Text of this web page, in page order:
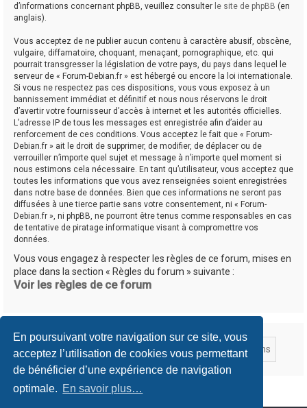
En poursuivant votre navigation sur ce site, vous
acceptez l’utilisation de cookies vous permettant
de bénéficier d’une expérience de navigation
optimale. En savoir plus…
d’informations concernant phpBB, veuillez consulter le site de phpBB (en
anglais).
Vous acceptez de ne publier aucun contenu à caractère abusif, obscène,
vulgaire, diffamatoire, choquant, menaçant, pornographique, etc. qui
pourrait transgresser la législation de votre pays, du pays dans lequel le
serveur de « Forum-Debian.fr » est hébergé ou encore la loi internationale.
Si vous ne respectez pas ces dispositions, vous vous exposez à un
bannissement immédiat et définitif et nous nous réservons le droit
d’avertir votre fournisseur d’accès à internet et les autorités officielles.
L’adresse IP de tous les messages est enregistrée afin d’aider au
renforcement de ces conditions. Vous acceptez le fait que « Forum-
Debian.fr » ait le droit de supprimer, de modifier, de déplacer ou de
verrouiller n’importe quel sujet et message à n’importe quel moment si
nous estimons cela nécessaire. En tant qu’utilisateur, vous acceptez que
toutes les informations que vous avez renseignées soient enregistrées
dans notre base de données. Bien que ces informations ne seront pas
diffusées à une tierce partie sans votre consentement, ni « Forum-
Debian.fr », ni phpBB, ne pourront être tenus comme responsables en cas
de tentative de piratage informatique visant à compromettre vos
données.
Vous vous engagez à respecter les règles de ce forum, mises en
place dans la section « Règles du forum » suivante :
Voir les règles de ce forum